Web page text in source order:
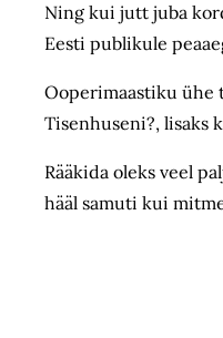
Ning kui jutt juba
Eesti publikule
Ooperimaastiku ühe
Tisenhuseni?, lisaks
Rääkida oleks veel
hääl samuti kui